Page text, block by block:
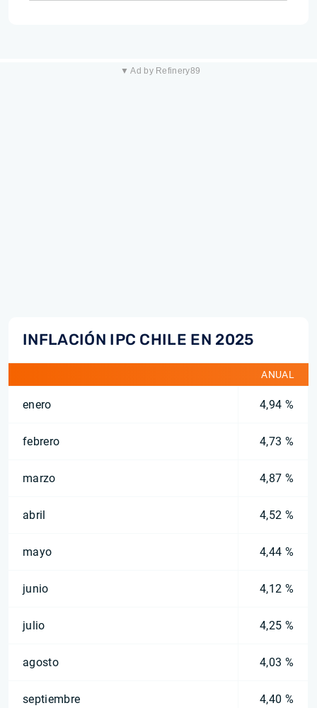
▼ Ad by Refinery89
INFLACIÓN IPC CHILE EN 2025
ANUAL
enero 4,94 %
febrero 4,73 %
marzo 4,87 %
abril 4,52 %
mayo 4,44 %
junio 4,12 %
julio 4,25 %
agosto 4,03 %
septiembre 4,40 %